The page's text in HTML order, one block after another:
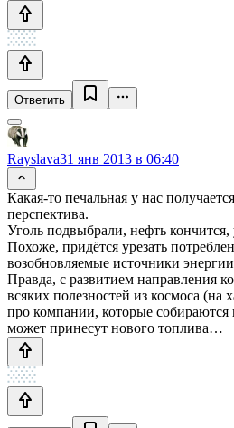
Ответить
Rayslava31 янв 2013 в 06:40
Какая-то печальная у нас
перспектива.
Уголь подвыбрали, нефть
Похоже, придётся урезать
возобновляемые источники
Правда, с развитием направления
всяких полезностей из космоса (на
про компании, которые
может принесут нового топлива…